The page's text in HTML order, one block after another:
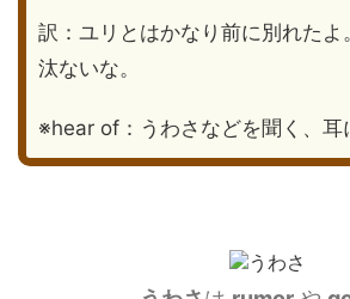
訳：ユリとはかなり前に別れたよ
汰ないな。
※hear of：うわさなどを聞く、耳